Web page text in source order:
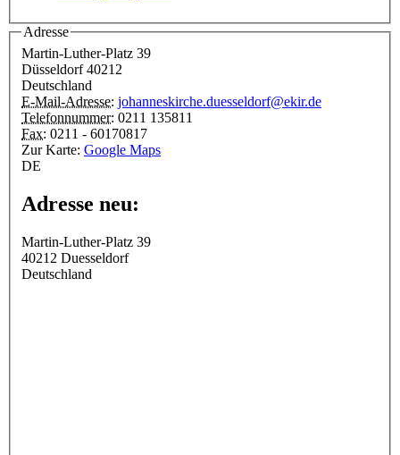
Adresse
Martin-Luther-Platz 39
Düsseldorf 40212
Deutschland
E-Mail-Adresse: johanneskirche.duesseldorf@ekir.de
Telefonnummer: 0211 135811
Fax: 0211 - 60170817
Zur Karte: Google Maps
DE
Adresse neu:
Martin-Luther-Platz 39
40212 Duesseldorf
Deutschland